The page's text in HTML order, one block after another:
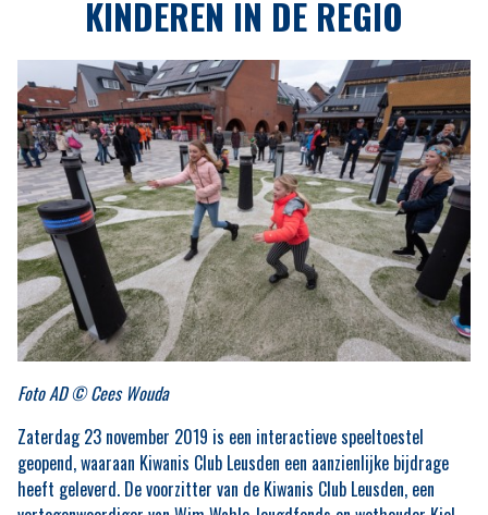
KINDEREN IN DE REGIO
Foto AD © Cees Wouda
Zaterdag 23 november 2019 is een interactieve speeltoestel
geopend, waaraan Kiwanis Club Leusden een aanzienlijke bijdrage
heeft geleverd. De voorzitter van de Kiwanis Club Leusden, een